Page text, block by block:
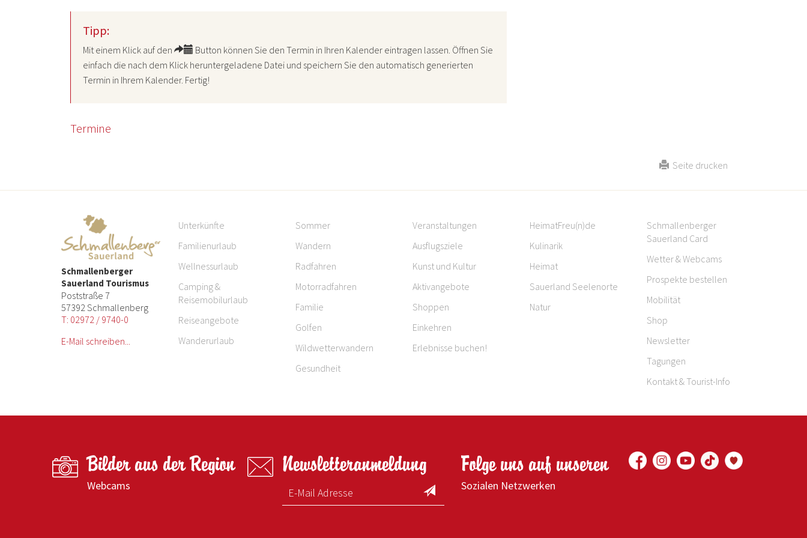
Tipp:
Mit einem Klick auf den
Button können Sie den Termin in Ihren Kalender eintragen lassen. Öffnen Sie
einfach die nach dem Klick heruntergeladene Datei und speichern Sie den automatisch generierten
Termin in Ihrem Kalender. Fertig!
Termine
Seite drucken
Schmallenberger
Sauerland Tourismus
Poststraße 7
57392 Schmallenberg
T: 02972 / 9740-0
E-Mail schreiben...
Unterkünfte
Familienurlaub
Wellnessurlaub
Camping &
Reisemobilurlaub
Reiseangebote
Wanderurlaub
Sommer
Wandern
Radfahren
Motorradfahren
Familie
Golfen
Wildwetterwandern
Gesundheit
Veranstaltungen
Ausflugsziele
Kunst und Kultur
Aktivangebote
Shoppen
Einkehren
Erlebnisse buchen!
HeimatFreu(n)de
Kulinarik
Heimat
Sauerland Seelenorte
Natur
Schmallenberger
Sauerland Card
Wetter & Webcams
Prospekte bestellen
Mobilität
Shop
Newsletter
Tagungen
Kontakt & Tourist-Info
Bilder aus der Region
Webcams
Newsletteranmeldung Folge uns auf unseren
Sozialen Netzwerken